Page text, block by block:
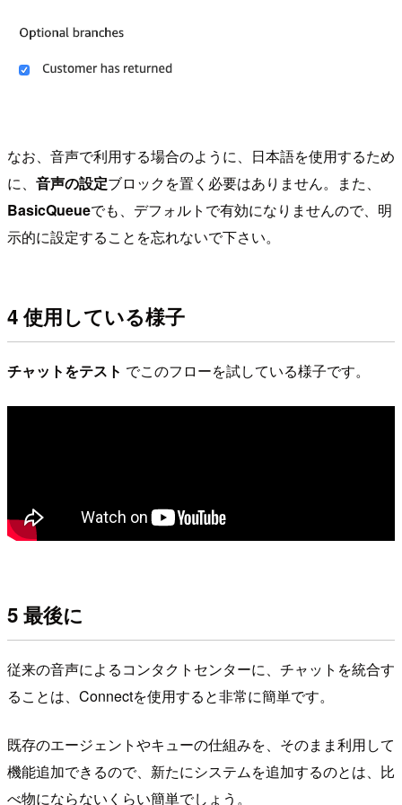
なお、音声で利用する場合のように、日本語を使用するため
に、 音声の設定ブロックを置く必要はありません。また、
BasicQueueでも、デフォルトで有効になりませんので、明
示的に設定することを忘れないで下さい。
4 使用している様子
チャットをテスト でこのフローを試している様子です。
5 最後に
従来の音声によるコンタクトセンターに、チャットを統合す
ることは、Connectを使用すると非常に簡単です。
既存のエージェントやキューの仕組みを、そのまま利用して
機能追加できるので、新たにシステムを追加するのとは、比
べ物にならないくらい簡単でしょう。